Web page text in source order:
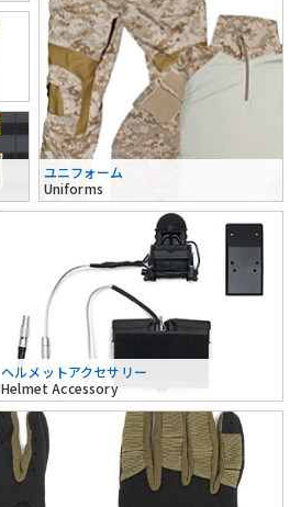
ユニフォーム
Uniforms
ヘルメットアクセサリー
Helmet Accessory